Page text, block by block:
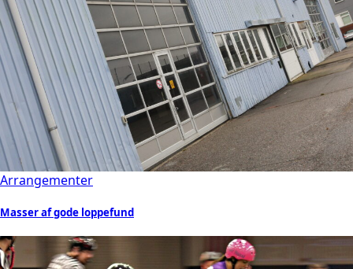
Arrangementer
Masser af gode loppefund